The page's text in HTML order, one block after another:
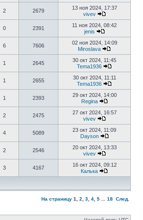
2 2679
13 ноя 2024, 17:37
vivev
0 2391
11 ноя 2024, 08:42
jenis
6 7606
02 ноя 2024, 14:09
Miroslava
1 2645
30 окт 2024, 11:45
Tema1936
1 2655
30 окт 2024, 11:11
Tema1936
1 2393
29 окт 2024, 14:00
Regina
2 2475
27 окт 2024, 16:57
vivev
4 5089
23 окт 2024, 11:09
Dayson
2 2546
20 окт 2024, 13:33
vivev
3 4167
16 окт 2024, 09:12
Калька
На страницу 1 2 3 4 5 18 След.